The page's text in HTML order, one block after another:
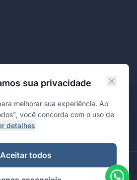
LondrinaCascavelPonta Grossa
Campinas
de Verdade. Todos os direitos
sua privacidade
melhorar sua experiência. Ao
você concorda com o uso de
detalhes
Aceitar todos